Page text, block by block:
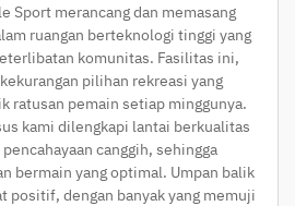
Sport merancang dan memasang
ruangan berteknologi tinggi yang
komunitas. Fasilitas ini,
pilihan rekreasi yang
ratusan pemain setiap minggunya.
kami dilengkapi lantai berkualitas
canggih, sehingga
bermain yang optimal. Umpan balik
positif, dengan banyak yang memuji